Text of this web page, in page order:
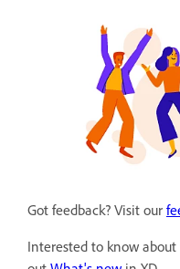
Got feedback? Visit our
Interested to know